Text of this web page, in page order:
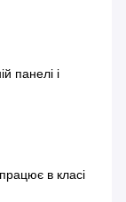
панелі і
в класі